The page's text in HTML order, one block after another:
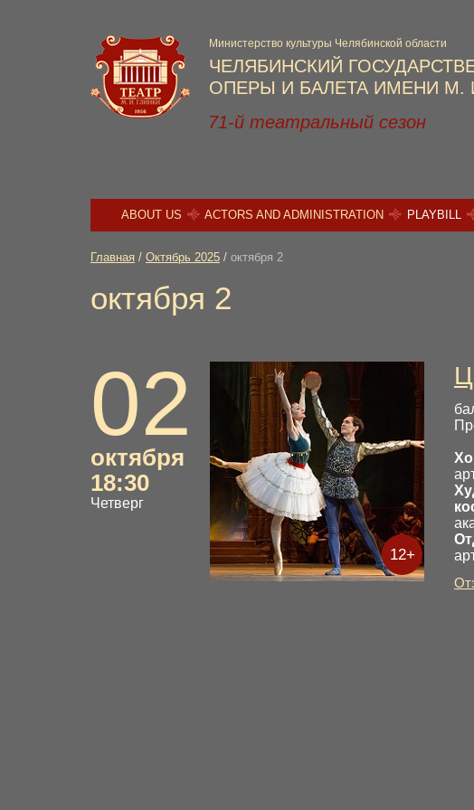
ЧЕЛЯБИНСКИЙ
ОПЕРЫ И БАЛЕТА ИМЕНИ М.
Министерство культуры Челябинской области
71-й театральный сезон
ABOUT US ACTORS AND ADMINISTRATION PLAYBILL
Главная / Октябрь 2025 / октября 2
октября 2
02
октября
18:30
Четверг
12+